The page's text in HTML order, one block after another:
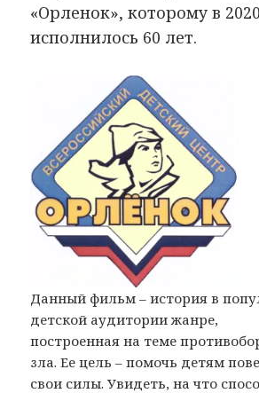
«Орленок», которому в
исполнилось 60 лет.
Данный фильм – история в
детской аудитории жанре,
построенная на теме
зла. Ее цель – помочь детям
свои силы. Увидеть, на что